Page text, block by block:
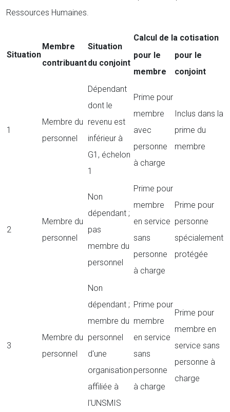
Ressources Humaines.
Situation
Membre
contribuant
Situation
du conjoint
Calcul de la cotisation
pour le
membre
pour le
conjoint
1
Membre du
personnel
Dépendant
dont le
revenu est
inférieur à
G1, échelon
1
Prime pour
membre
avec
personne
à charge
Inclus dans la
prime du
membre
2
Membre du
personnel
Non
dépendant ;
pas
membre du
personnel
Prime pour
membre
en service
sans
personne
à charge
Prime pour
personne
spécialement
protégée
3
Membre du
personnel
Non
dépendant ;
membre du
personnel
d'une
organisation
affiliée à
l'UNSMIS
Prime pour
membre
en service
sans
personne
à charge
Prime pour
membre en
service sans
personne à
charge